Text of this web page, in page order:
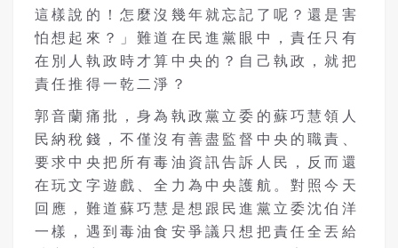
這樣說的！怎麼沒幾年就忘記了呢？還是害
怕想起來？」難道在民進黨眼中，責任只有
在別人執政時才算中央的？自己執政，就把
責任推得一乾二淨？
郭音蘭痛批，身為執政黨立委的蘇巧慧領人
民納稅錢，不僅沒有善盡監督中央的職責、
要求中央把所有毒油資訊告訴人民，反而還
在玩文字遊戲、全力為中央護航。對照今天
回應，難道蘇巧慧是想跟民進黨立委沈伯洋
一樣，遇到毒油食安爭議只想把責任全丟給